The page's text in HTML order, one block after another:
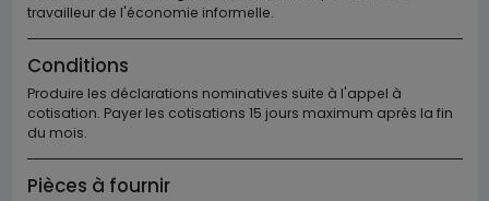
travailleur de l'économie informelle.
Conditions
Produire les déclarations nominatives suite à l'appel à
cotisation. Payer les cotisations 15 jours maximum après la fin
du mois.
Pièces à fournir